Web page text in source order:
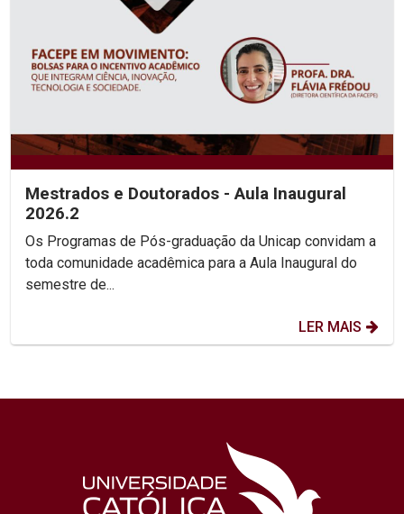
Mestrados e Doutorados - Aula Inaugural
2026.2
Os Programas de Pós-graduação da Unicap convidam a
toda comunidade acadêmica para a Aula Inaugural do
semestre de...
LER MAIS